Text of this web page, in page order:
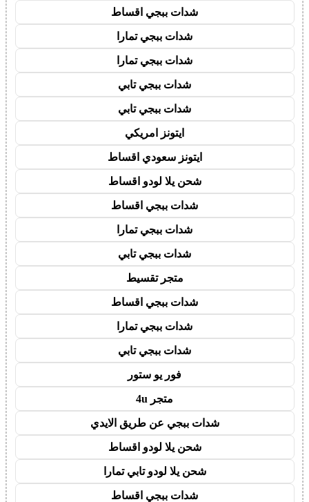
شدات ببجي اقساط
شدات ببجي تمارا
شدات ببجي تمارا
شدات ببجي تابي
شدات ببجي تابي
ايتونز امريكي
ايتونز سعودي اقساط
شحن يلا لودو اقساط
شدات ببجي اقساط
شدات ببجي تمارا
شدات ببجي تابي
متجر تقسيط
شدات ببجي اقساط
شدات ببجي تمارا
شدات ببجي تابي
فور يو ستور
متجر 4u
شدات ببجي عن طريق الايدي
شحن يلا لودو اقساط
شحن يلا لودو تابي تمارا
شدات ببجي اقساط